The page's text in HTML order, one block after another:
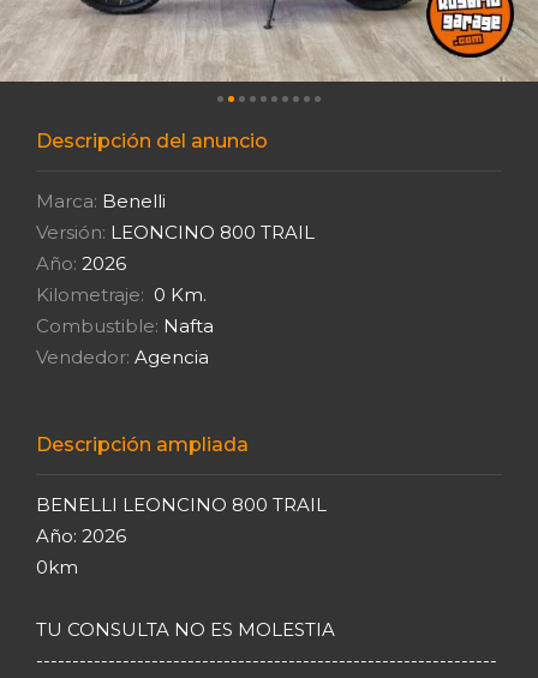
Descripción del anuncio
Marca: Benelli
Versión: LEONCINO 800 TRAIL
Año: 2026
Kilometraje: 0 Km.
Combustible: Nafta
Vendedor: Agencia
Descripción ampliada
BENELLI LEONCINO 800 TRAIL
Año: 2026
0km
TU CONSULTA NO ES MOLESTIA
----------------------------------------------------------------